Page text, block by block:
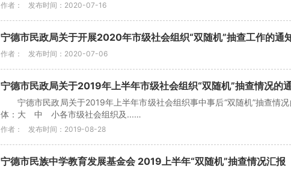
作者： 发布时间：2020-07-16
宁德市民政局关于开展2020年市级社会组织“双随机”抽查工作的通
作者： 发布时间：2020-07-06
宁德市民政局关于2019年上半年市级社会组织“双随机”抽查情况的
宁德市民政局关于2019年上半年市级社会组织事中事后“双随机”抽查
体：大 中 小各市级社会组织及...…
作者： 发布时间：2019-08-28
宁德市民族中学教育发展基金会 2019上半年“双随机”抽查情况汇报